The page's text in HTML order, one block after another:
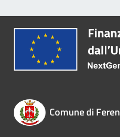
Comune di